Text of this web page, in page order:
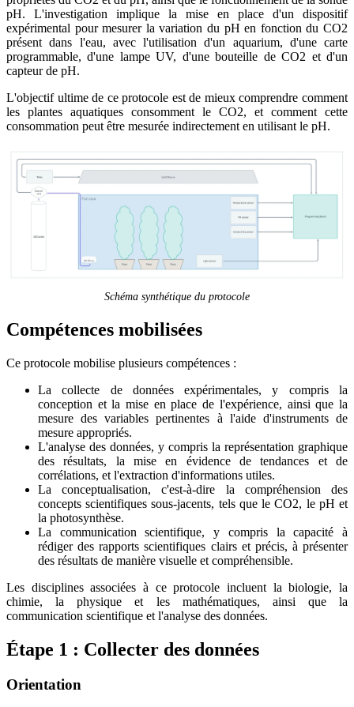
pH. L'investigation implique la mise en place d'un dispositif
expérimental pour mesurer la variation du pH en fonction du CO2
présent dans l'eau, avec l'utilisation d'un aquarium, d'une carte
programmable, d'une lampe UV, d'une bouteille de CO2 et d'un
capteur de pH.
L'objectif ultime de ce protocole est de mieux comprendre comment
les plantes aquatiques consomment le CO2, et comment cette
consommation peut être mesurée indirectement en utilisant le pH.
Schéma synthétique du protocole
Compétences mobilisées
Ce protocole mobilise plusieurs compétences :
La collecte de données expérimentales, y compris la
conception et la mise en place de l'expérience, ainsi que la
mesure des variables pertinentes à l'aide d'instruments de
mesure appropriés.
L'analyse des données, y compris la représentation graphique
des résultats, la mise en évidence de tendances et de
corrélations, et l'extraction d'informations utiles.
La conceptualisation, c'est-à-dire la compréhension des
concepts scientifiques sous-jacents, tels que le CO2, le pH et
la photosynthèse.
La communication scientifique, y compris la capacité à
rédiger des rapports scientifiques clairs et précis, à présenter
des résultats de manière visuelle et compréhensible.
Les disciplines associées à ce protocole incluent la biologie, la
chimie, la physique et les mathématiques, ainsi que la
communication scientifique et l'analyse des données.
Étape 1 : Collecter des données
Orientation